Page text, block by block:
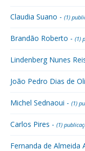
Claudia Suano - (1)
Brandão Roberto - (1)
Lindenberg Nunes
João Pedro Dias de
Michel Sednaoui - (1)
Carlos Pires - (1)
Fernanda de Almeida